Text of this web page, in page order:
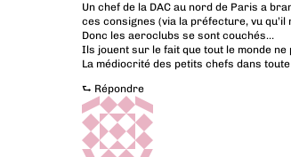
Un chef de la DAC au nord de Paris a
ces consignes (via la préfecture, vu qu’il
Donc les aeroclubs se sont couchés…
Ils jouent sur le fait que tout le monde
La médiocrité des petits chefs dans
⮑ Répondre